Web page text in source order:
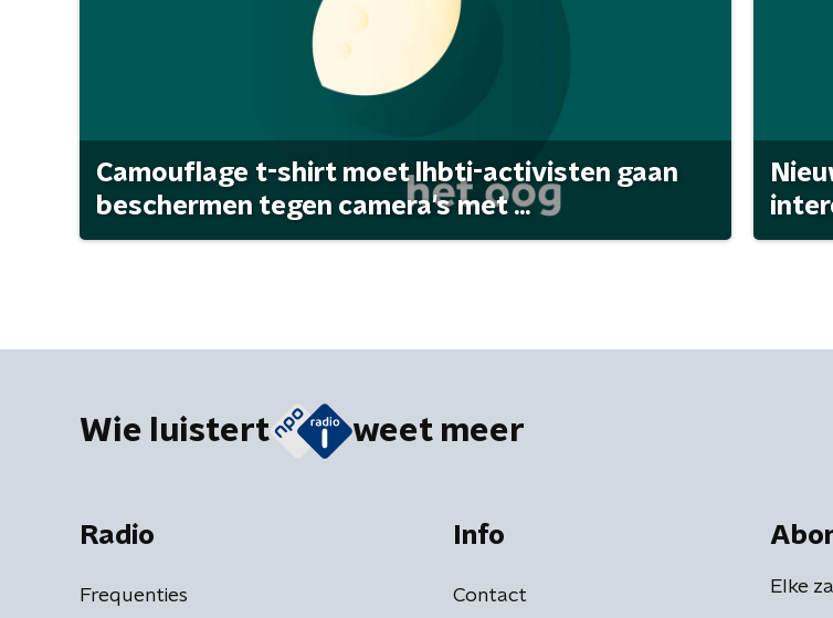
Camouflage t-shirt moet lhbti-activisten gaan
beschermen tegen camera's met ...
Wie luistert weet meer
Radio
Frequenties
Info
Contact Elke